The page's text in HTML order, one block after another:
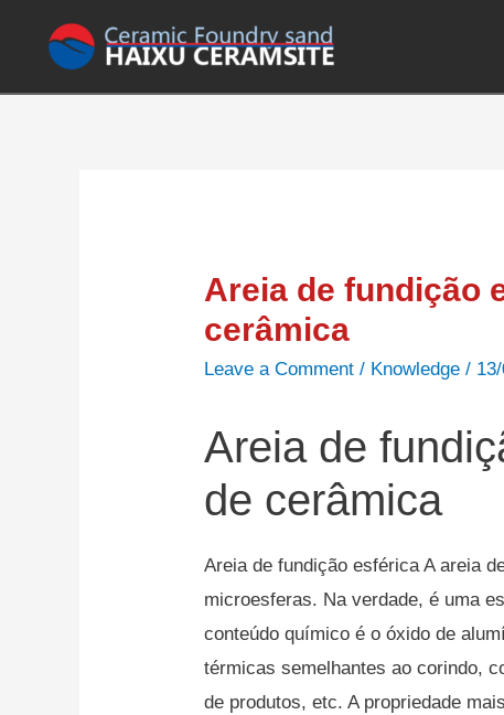
Areia de fundição
cerâmica
Leave a Comment / Knowledge /
Areia de
de cerâmica
Areia de fundição esférica A areia
microesferas. Na verdade, é uma
conteúdo químico é o óxido de
térmicas semelhantes ao corindo,
de produtos, etc. A propriedade